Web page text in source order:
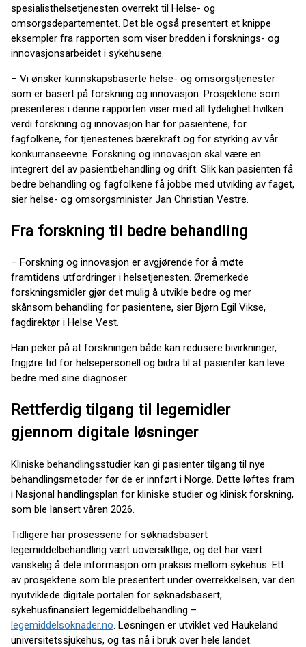
spesialisthelsetjenesten overrekt til Helse- og
omsorgsdepartementet. Det ble også presentert et knippe
eksempler fra rapporten som viser bredden i forsknings- og
innovasjonsarbeidet i sykehusene.
– Vi ønsker kunnskapsbaserte helse- og omsorgstjenester
som er basert på forskning og innovasjon. Prosjektene som
presenteres i denne rapporten viser med all tydelighet hvilken
verdi forskning og innovasjon har for pasientene, for
fagfolkene, for tjenestenes bærekraft og for styrking av vår
konkurranseevne. Forskning og innovasjon skal være en
integrert del av pasientbehandling og drift. Slik kan pasienten få
bedre behandling og fagfolkene få jobbe med utvikling av faget,
sier helse- og omsorgsminister Jan Christian Vestre.
Fra forskning til bedre behandling
– Forskning og innovasjon er avgjørende for å møte
framtidens utfordringer i helsetjenesten. Øremerkede
forskningsmidler gjør det mulig å utvikle bedre og mer
skånsom behandling for pasientene, sier Bjørn Egil Vikse,
fagdirektør i Helse Vest.
Han peker på at forskningen både kan redusere bivirkninger,
frigjøre tid for helsepersonell og bidra til at pasienter kan leve
bedre med sine diagnoser.
Rettferdig tilgang til legemidler
gjennom digitale løsninger
Kliniske behandlingsstudier kan gi pasienter tilgang til nye
behandlingsmetoder før de er innført i Norge. Dette løftes fram
i Nasjonal handlingsplan for kliniske studier og klinisk forskning,
som ble lansert våren 2026.
Tidligere har prosessene for søknadsbasert
legemiddelbehandling vært uoversiktlige, og det har vært
vanskelig å dele informasjon om praksis mellom sykehus. Ett
av prosjektene som ble presentert under overrekkelsen, var den
nyutviklede digitale portalen for søknadsbasert,
sykehusfinansiert legemiddelbehandling –
legemiddelsoknader.no. Løsningen er utviklet ved Haukeland
universitetssjukehus, og tas nå i bruk over hele landet.